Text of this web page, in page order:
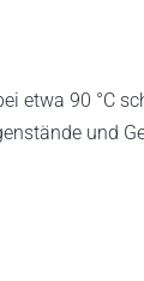
etwa 90 °C
und